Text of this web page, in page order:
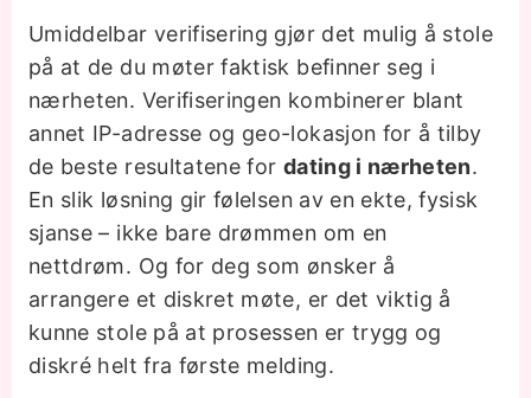
Umiddelbar verifisering gjør det mulig å stole
på at de du møter faktisk befinner seg i
nærheten. Verifiseringen kombinerer blant
annet IP-adresse og geo-lokasjon for å tilby
de beste resultatene for dating i nærheten.
En slik løsning gir følelsen av en ekte, fysisk
sjanse – ikke bare drømmen om en
nettdrøm. Og for deg som ønsker å
arrangere et diskret møte, er det viktig å
kunne stole på at prosessen er trygg og
diskré helt fra første melding.